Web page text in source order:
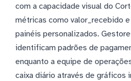
com a capacidade visual do
métricas como valor_recebido
painéis personalizados.
identificam padrões de
enquanto a equipe de
caixa diário através de gráficos